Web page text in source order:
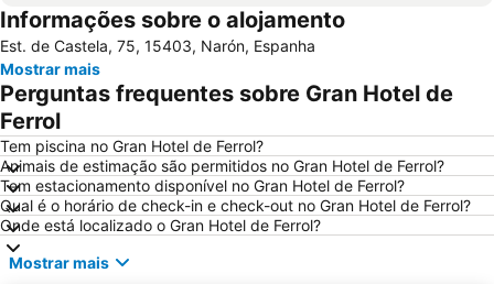
Praia de San Amaro
Bastiagueiro
Estadio Municipal de Riazor
El Ensanche
Doniños
Sagrada Familia
A Coruña desde el aire
A Madalena
San Andrés de Teixido
Mera
Aquarium Finisterrae
Orzán
Santa Cristina
Cabo Ortegal
Torre de Hércules
Parque Natural Fragas do Eume
Informações sobre o alojamento
Est. de Castela, 75, 15403, Narón, Espanha
Mostrar mais
Perguntas frequentes sobre Gran Hotel de
Ferrol
Tem piscina no Gran Hotel de Ferrol?
Animais de estimação são permitidos no Gran Hotel de Ferrol?
Tem estacionamento disponível no Gran Hotel de Ferrol?
Qual é o horário de check-in e check-out no Gran Hotel de Ferrol?
Onde está localizado o Gran Hotel de Ferrol?
Mostrar mais